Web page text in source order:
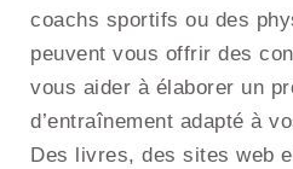
coachs sportifs ou des
peuvent vous offrir des
vous aider à élaborer un
d’entraînement adapté à
Des livres, des sites web